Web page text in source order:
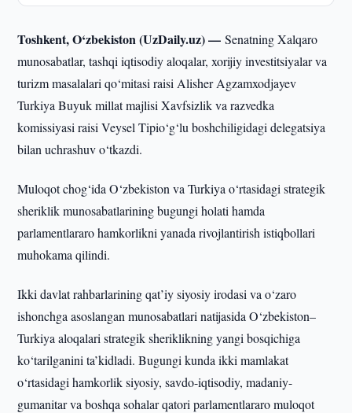
Toshkent, O‘zbekiston (UzDaily.uz) —Senatning Xalqaro
munosabatlar, tashqi iqtisodiy aloqalar, xorijiy investitsiyalar va
turizm masalalari qo‘mitasi raisi Alisher Agzamxodjayev
Turkiya Buyuk millat majlisi Xavfsizlik va razvedka
komissiyasi raisi Veysel Tipio‘g‘lu boshchiligidagi delegatsiya
bilan uchrashuv o‘tkazdi.
Muloqot chog‘ida O‘zbekiston va Turkiya o‘rtasidagi strategik
sheriklik munosabatlarining bugungi holati hamda
parlamentlararo hamkorlikni yanada rivojlantirish istiqbollari
muhokama qilindi.
Ikki davlat rahbarlarining qat’iy siyosiy irodasi va o‘zaro
ishonchga asoslangan munosabatlari natijasida O‘zbekiston–
Turkiya aloqalari strategik sheriklikning yangi bosqichiga
ko‘tarilganini ta’kidladi. Bugungi kunda ikki mamlakat
o‘rtasidagi hamkorlik siyosiy, savdo-iqtisodiy, madaniy-
gumanitar va boshqa sohalar qatori parlamentlararo muloqot